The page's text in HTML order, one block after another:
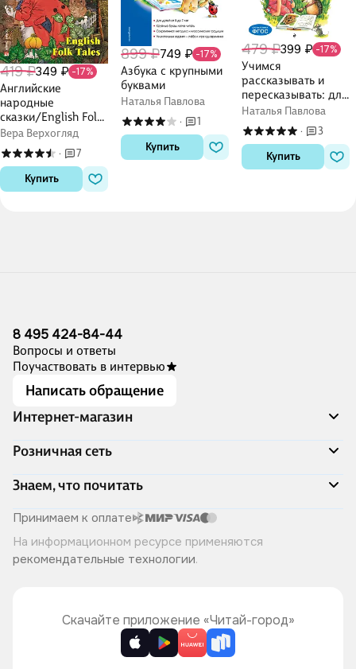
419 ₽349 ₽ -17%
Английские
народные
сказки/English Folk
Tales. Домашнее
чтение с заданиями
по ФГОС.
Английский клуб
Вера Верхогляд
·
7
Купить
899 ₽749 ₽ -17%
Азбука с крупными
буквами
Наталья Павлова
·
1
Купить
479 ₽399 ₽ -17%
Учимся
рассказывать и
пересказывать: для
детей 5-7 лет
Наталья Павлова
·
3
Купить
8 495 424-84-44
Вопросы и ответы
Поучаствовать в интервью
Написать обращение
Интернет-магазин
Акции
Доставка и оплата
Программа лояльности
Подарочные сертификаты
Правила продажи
Политика конфиденциальности
Розничная сеть
Адреса магазинов
Книжный Дозор
О компании
Читай-город для бизнеса
Хотите у нас работать?
Знаем, что почитать
Скоро в продаже
Лучшие из лучших
Читай-журнал
Принимаем к оплате
На информационном ресурсе применяются
рекомендательные технологии.
Скачайте приложение «Читай-город»